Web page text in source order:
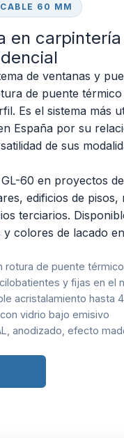
60 MM
en
de ventanas y
de puente
Es el sistema más
España por su
de sus
60 en proyectos
edificios de pisos,
terciarios.
y colores de lacado
rotura de puente térmico
y fijas en el
acristalamiento hasta
vidrio bajo emisivo
anodizado, efecto